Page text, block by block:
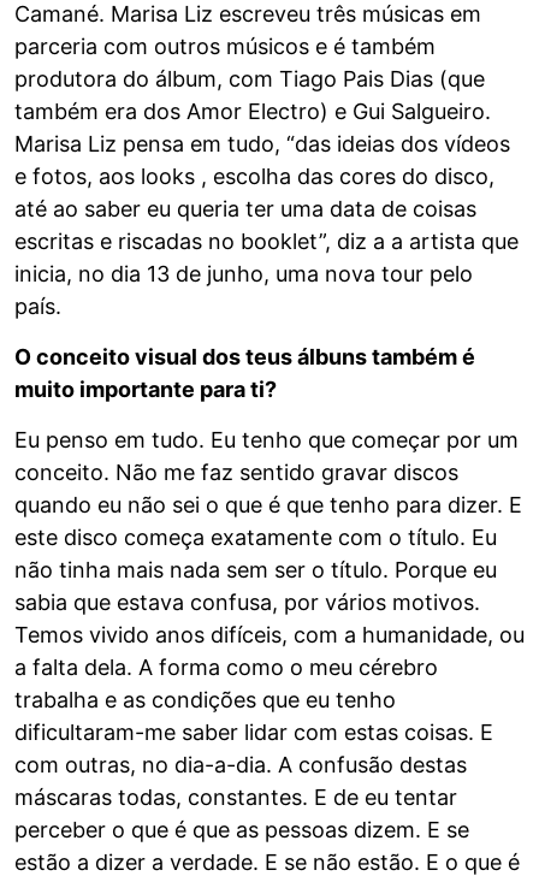
Camané. Marisa Liz escreveu três músicas em
parceria com outros músicos e é também
produtora do álbum, com Tiago Pais Dias (que
também era dos Amor Electro) e Gui Salgueiro.
Marisa Liz pensa em tudo, “das ideias dos vídeos
e fotos, aos looks , escolha das cores do disco,
até ao saber eu queria ter uma data de coisas
escritas e riscadas no booklet”, diz a a artista que
inicia, no dia 13 de junho, uma nova tour pelo
país.
O conceito visual dos teus álbuns também é
muito importante para ti?
Eu penso em tudo. Eu tenho que começar por um
conceito. Não me faz sentido gravar discos
quando eu não sei o que é que tenho para dizer. E
este disco começa exatamente com o título. Eu
não tinha mais nada sem ser o título. Porque eu
sabia que estava confusa, por vários motivos.
Temos vivido anos difíceis, com a humanidade, ou
a falta dela. A forma como o meu cérebro
trabalha e as condições que eu tenho
dificultaram-me saber lidar com estas coisas. E
com outras, no dia-a-dia. A confusão destas
máscaras todas, constantes. E de eu tentar
perceber o que é que as pessoas dizem. E se
estão a dizer a verdade. E se não estão. E o que é